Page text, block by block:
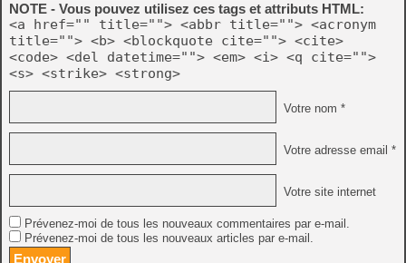
NOTE - Vous pouvez utilisez ces tags et attributs HTML:
<a href="" title=""> <abbr title=""> <acronym
title=""> <b> <blockquote cite=""> <cite>
<code> <del datetime=""> <em> <i> <q cite="">
<s> <strike> <strong>
Votre nom *
Votre adresse email *
Votre site internet
Prévenez-moi de tous les nouveaux commentaires par e-mail.
Prévenez-moi de tous les nouveaux articles par e-mail.